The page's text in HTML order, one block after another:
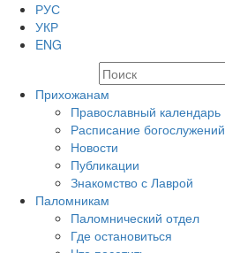
РУС
УКР
ENG
Прихожанам
Православный календарь
Расписание богослужений
Новости
Публикации
Знакомство с Лаврой
Паломникам
Паломнический отдел
Где остановиться